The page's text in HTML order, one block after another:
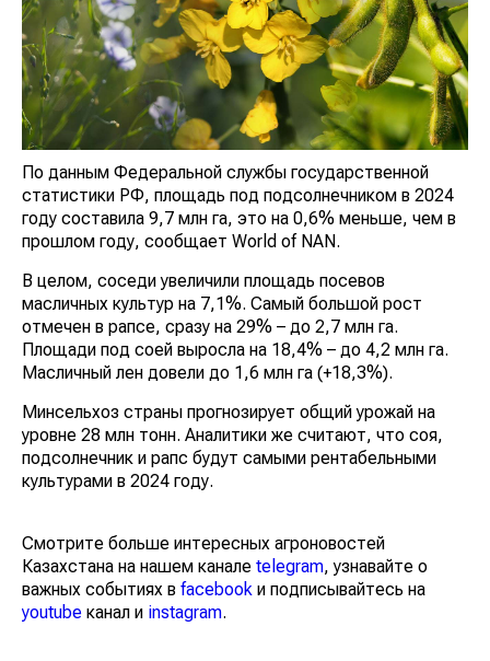
По данным Федеральной службы государственной
статистики РФ, площадь под подсолнечником в 2024
году составила 9,7 млн га, это на 0,6% меньше, чем в
прошлом году, сообщает World of NAN.
В целом, соседи увеличили площадь посевов
масличных культур на 7,1%. Самый большой рост
отмечен в рапсе, сразу на 29% – до 2,7 млн га.
Площади под соей выросла на 18,4% – до 4,2 млн га.
Масличный лен довели до 1,6 млн га (+18,3%).
Минсельхоз страны прогнозирует общий урожай на
уровне 28 млн тонн. Аналитики же считают, что соя,
подсолнечник и рапс будут самыми рентабельными
культурами в 2024 году.
Смотрите больше интересных агроновостей
Казахстана на нашем канале telegram, узнавайте о
важных событиях в facebook и подписывайтесь на
youtube канал и instagram.